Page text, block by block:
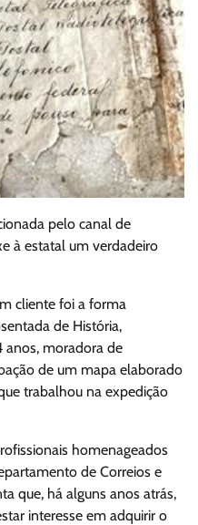
pelo canal de
à estatal um verdadeiro
cliente foi a forma
de História,
anos, moradora de
de um mapa elaborado
trabalhou na expedição
homenageados
de Correios e
que, há alguns anos atrás,
interesse em adquirir o